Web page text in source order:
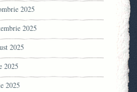
2025
2025
2025
2025
2025